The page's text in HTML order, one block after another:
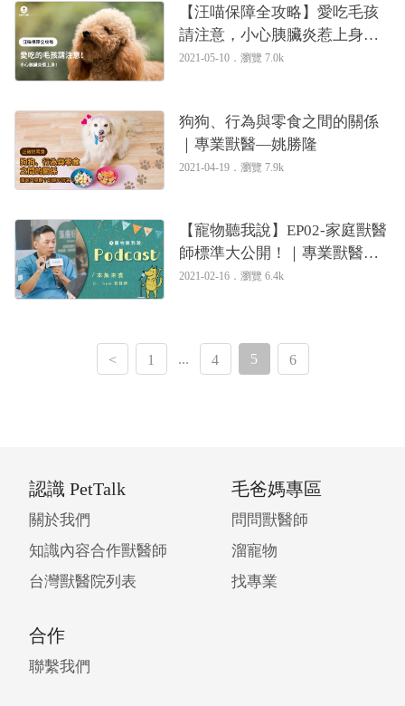
【汪喵保障全攻略】愛吃毛孩
請注意，小心胰臟炎惹上身！
｜專業獸醫—姚勝隆
2021-05-10．瀏覽 7.0k
狗狗、行為與零食之間的關係
｜專業獸醫—姚勝隆
2021-04-19．瀏覽 7.9k
【寵物聽我說】EP02-家庭獸醫
師標準大公開！｜專業獸醫—
姚勝隆
2021-02-16．瀏覽 6.4k
< 1 ... 4 5 6
認識 PetTalk
關於我們
知識內容合作獸醫師
台灣獸醫院列表
毛爸媽專區
問問獸醫師
溜寵物
找專業
合作
聯繫我們